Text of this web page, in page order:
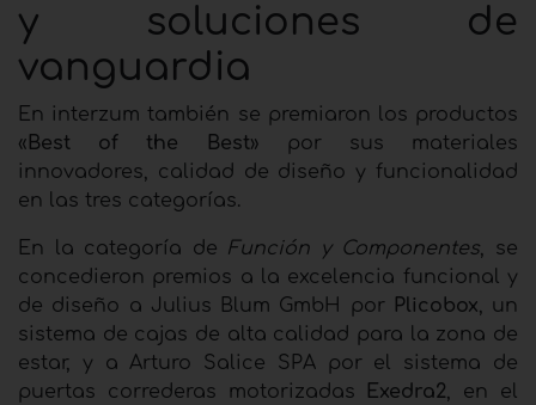
y soluciones de
vanguardia
En interzum también se premiaron los productos
« Best of the Best» por sus materiales
innovadores, calidad de diseño y funcionalidad
en las tres categorías.
En la categoría de Función y Componentes, se
concedieron premios a la excelencia funcional y
de diseño a Julius Blum GmbH por Plicobox, un
sistema de cajas de alta calidad para la zona de
estar, y a Arturo Salice SPA por el sistema de
puertas correderas motorizadas
Exedra2, en el